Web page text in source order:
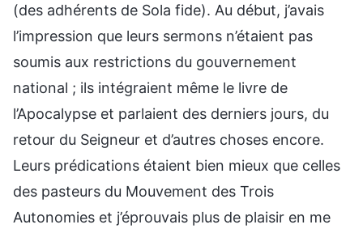
(des adhérents de Sola fide). Au début, j’avais
l’impression que leurs sermons n’étaient pas
soumis aux restrictions du gouvernement
national ; ils intégraient même le livre de
l’Apocalypse et parlaient des derniers jours, du
retour du Seigneur et d’autres choses encore.
Leurs prédications étaient bien mieux que celles
des pasteurs du Mouvement des Trois
Autonomies et j’éprouvais plus de plaisir en me